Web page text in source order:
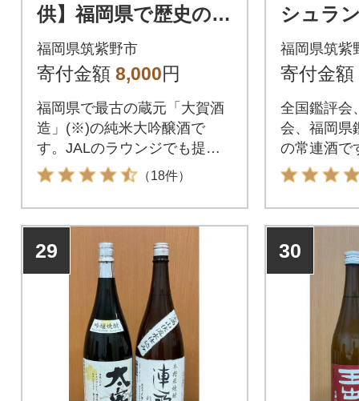
供】福岡県で歴史のあ
る蔵元の純米大吟醸
「大賀」(720ml×1本)
福岡県筑紫野市
寄付金額 8,000円
福岡県で最古の蔵元「大賀酒
造」(※)の純米大吟醸酒で
す。JALのラウンジでも提供
されました。
（18件）
シュラ
店で提
大吟醸
福岡県筑紫
寄付金額
全国鑑評会
会、福岡県
の常連酒で
に飲まれま
29 30